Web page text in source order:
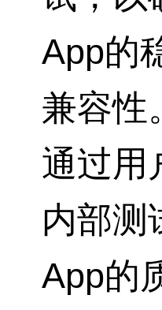
App的
兼容性
通过用
内部测
App的